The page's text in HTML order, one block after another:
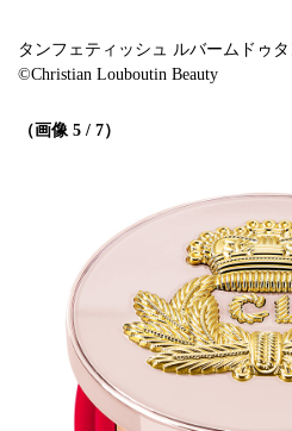
タンフェティッシュ ルバームドゥ
©Christian Louboutin Beauty
（画像 5 / 7）